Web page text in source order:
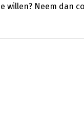
willen? Neem dan